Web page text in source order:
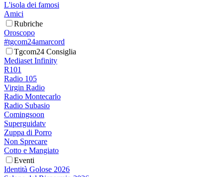
L'isola dei famosi
Amici
Rubriche
Oroscopo
#tgcom24amarcord
Tgcom24 Consiglia
Mediaset Infinity
R101
Radio 105
Virgin Radio
Radio Montecarlo
Radio Subasio
Comingsoon
Superguidatv
Zuppa di Porro
Non Sprecare
Cotto e Mangiato
Eventi
Identità Golose 2026